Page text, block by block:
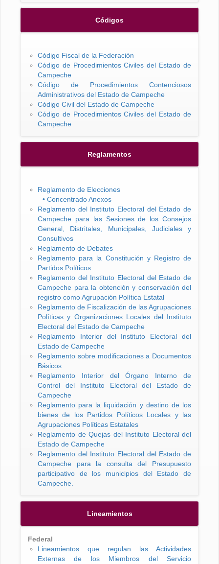
Códigos
Código Fiscal de la Federación
Código de Procedimientos Civiles del Estado de
Campeche
Código de Procedimientos Contenciosos
Administrativos del Estado de Campeche
Código Civil del Estado de Campeche
Código de Procedimientos Civiles del Estado de
Campeche
Reglamentos
Reglamento de Elecciones
• Concentrado Anexos
Reglamento del Instituto Electoral del Estado de
Campeche para las Sesiones de los Consejos
General, Distritales, Municipales, Judiciales y
Consultivos
Reglamento de Debates
Reglamento para la Constitución y Registro de
Partidos Políticos
Reglamento del Instituto Electoral del Estado de
Campeche para la obtención y conservación del
registro como Agrupación Política Estatal
Reglamento de Fiscalización de las Agrupaciones
Políticas y Organizaciones Locales del Instituto
Electoral del Estado de Campeche
Reglamento Interior del Instituto Electoral del
Estado de Campeche
Reglamento sobre modificaciones a Documentos
Básicos
Reglamento Interior del Órgano Interno de
Control del Instituto Electoral del Estado de
Campeche
Reglamento para la liquidación y destino de los
bienes de los Partidos Políticos Locales y las
Agrupaciones Políticas Estatales
Reglamento de Quejas del Instituto Electoral del
Estado de Campeche
Reglamento del Instituto Electoral del Estado de
Campeche para la consulta del Presupuesto
participativo de los municipios del Estado de
Campeche.
Lineamientos
Federal
Lineamientos que regulan las Actividades
Externas de los Miembros del Servicio